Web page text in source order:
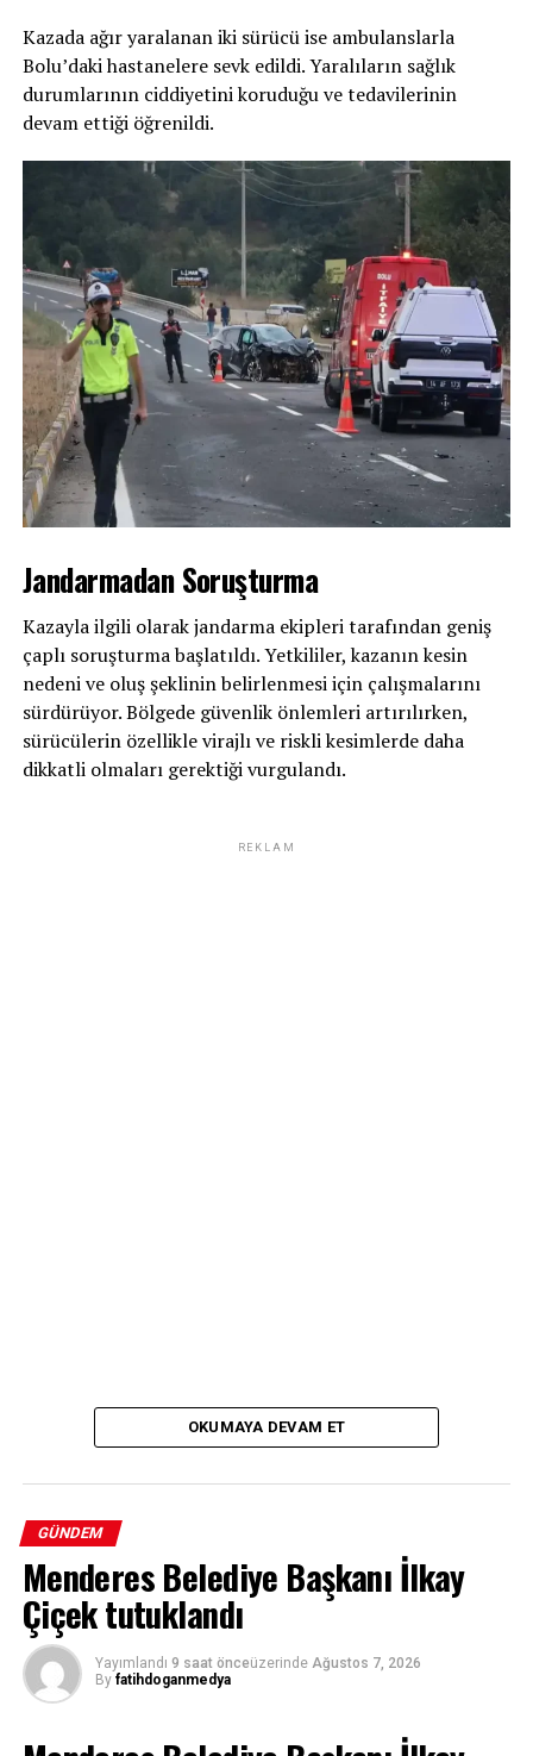
Kazada ağır yaralanan iki sürücü ise ambulanslarla
Bolu’daki hastanelere sevk edildi. Yaralıların sağlık
durumlarının ciddiyetini koruduğu ve tedavilerinin
devam ettiği öğrenildi.
Jandarmadan Soruşturma
Kazayla ilgili olarak jandarma ekipleri tarafından geniş
çaplı soruşturma başlatıldı. Yetkililer, kazanın kesin
nedeni ve oluş şeklinin belirlenmesi için çalışmalarını
sürdürüyor. Bölgede güvenlik önlemleri artırılırken,
sürücülerin özellikle virajlı ve riskli kesimlerde daha
dikkatli olmaları gerektiği vurgulandı.
REKLAM
OKUMAYA DEVAM ET
GÜNDEM
Menderes Belediye Başkanı İlkay
Çiçek tutuklandı
Yayımlandı 9 saat önceüzerinde Ağustos 7, 2026
By fatihdoganmedya